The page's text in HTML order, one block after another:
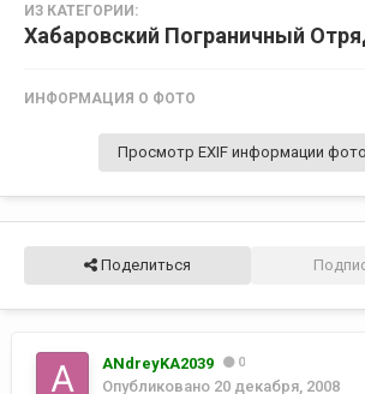
ИЗ КАТЕГОРИИ:
Хабаровский Пограничный
ИНФОРМАЦИЯ О ФОТО
Просмотр EXIF информации
Поделиться
ANdreyKA2039 0
Опубликовано 20 декабря, 2008